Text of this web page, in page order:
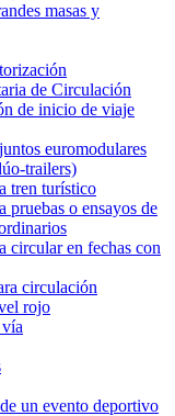
masas y
de Circulación
de inicio de viaje
euromodulares
trailers)
tren turístico
pruebas o ensayos de
circular en fechas con
circulación
rojo
un evento deportivo